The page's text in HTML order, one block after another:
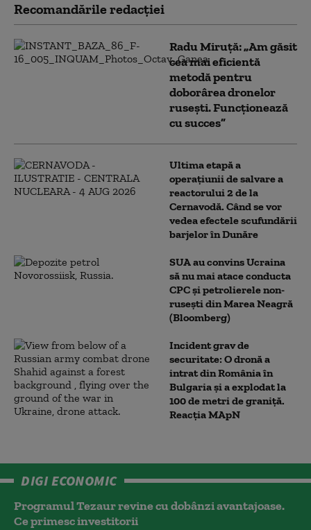
Recomandările redacţiei
Radu Miruță: „Am găsit
cea mai eficientă
metodă pentru
doborârea dronelor
rusești. Funcționează
cu succes”
Ultima etapă a
operațiunii de salvare a
reactorului 2 de la
Cernavodă. Când se vor
vedea efectele scufundării
barjelor în Dunăre
SUA au convins Ucraina
să nu mai atace conducta
CPC şi petrolierele non-
ruseşti din Marea Neagră
(Bloomberg)
Incident grav de
securitate: O dronă a
intrat din România în
Bulgaria şi a explodat la
100 de metri de graniţă.
Reacția MApN
DIGI ECONOMIC
Programul Tezaur revine cu dobânzi avantajoase.
Ce primesc investitorii